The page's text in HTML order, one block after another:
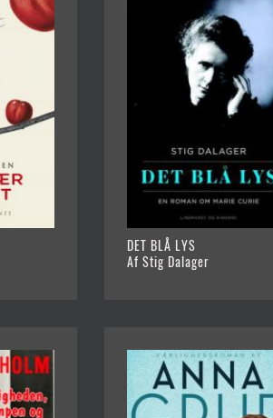
DET BLÅ LYS
Af Stig Dalager